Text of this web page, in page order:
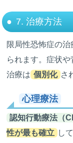
7. 治療方法
限局性恐怖症の治
られます。症状や
治療は 個別化 さ
心理療法
認知行動療法（
性が最も確立 し